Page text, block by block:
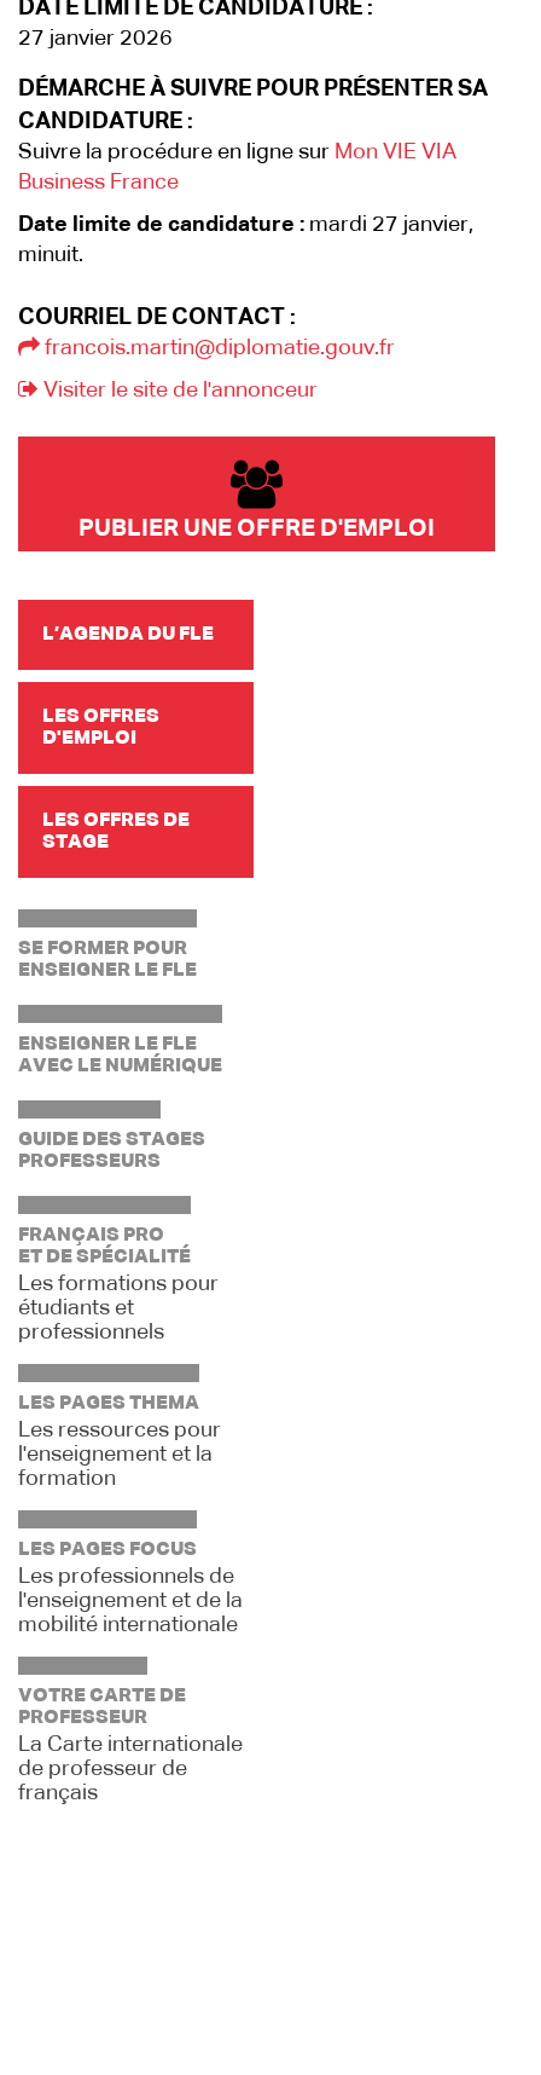
DATE LIMITE DE CANDIDATURE :
27 janvier 2026
DÉMARCHE À SUIVRE POUR PRÉSENTER SA
CANDIDATURE :
Suivre la procédure en ligne sur Mon VIE VIA
Business France
Date limite de candidature : mardi 27 janvier,
minuit.
COURRIEL DE CONTACT :
francois.martin@diplomatie.gouv.fr
Visiter le site de l'annonceur
PUBLIER UNE OFFRE D'EMPLOI
L’AGENDA DU FLE
LES OFFRES
D'EMPLOI
LES OFFRES DE
STAGE
SE FORMER POUR
ENSEIGNER LE FLE
ENSEIGNER LE FLE
AVEC LE NUMÉRIQUE
GUIDE DES STAGES
PROFESSEURS
FRANÇAIS PRO
ET DE SPÉCIALITÉ
Les formations pour
étudiants et
professionnels
LES PAGES THEMA
Les ressources pour
l'enseignement et la
formation
LES PAGES FOCUS
Les professionnels de
l'enseignement et de la
mobilité internationale
VOTRE CARTE DE
PROFESSEUR
La Carte internationale
de professeur de
français